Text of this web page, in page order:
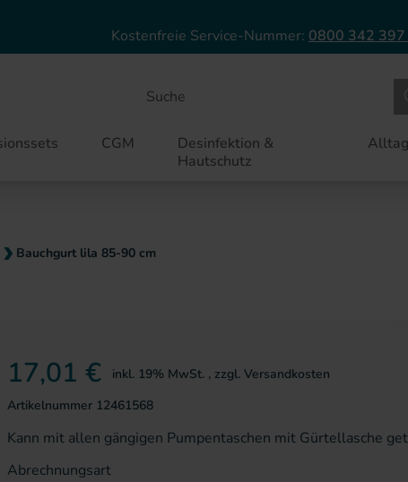
Kostenfreie Service-Nummer: 0800 342 397
Suche
CGM
Desinfektion &
Hautschutz
Bauchgurt lila 85-90 cm
17,01 € inkl. 19% MwSt. , zzgl. Versandkosten
Artikelnummer 12461568
Kann mit allen gängigen Pumpentaschen mit Gürtellasche
Abrechnungsart